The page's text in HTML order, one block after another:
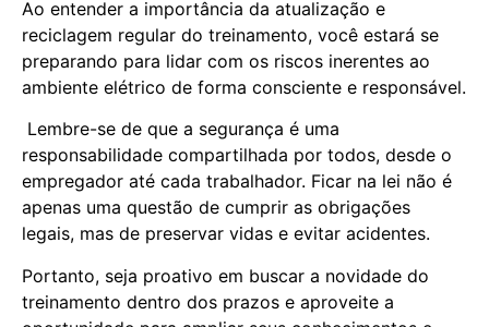
Ao entender a importância da atualização e
reciclagem regular do treinamento, você estará se
preparando para lidar com os riscos inerentes ao
ambiente elétrico de forma consciente e responsável.
Lembre-se de que a segurança é uma
responsabilidade compartilhada por todos, desde o
empregador até cada trabalhador. Ficar na lei não é
apenas uma questão de cumprir as obrigações
legais, mas de preservar vidas e evitar acidentes.
Portanto, seja proativo em buscar a novidade do
treinamento dentro dos prazos e aproveite a